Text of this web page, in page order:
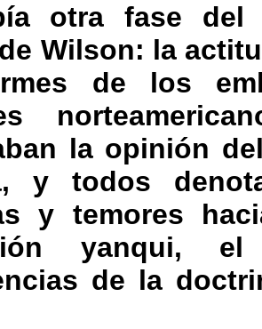
otra fase
Wilson: la
de los
la opinión
y todos
y temores
yanqui,
de la